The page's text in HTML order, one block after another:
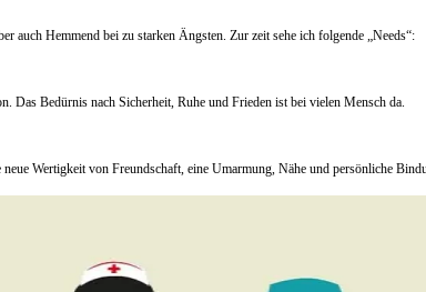
auch Hemmend bei zu starken Ängsten. Zur zeit sehe ich folgende „Needs“:
Das Bedürnis nach Sicherheit, Ruhe und Frieden ist bei vielen Mensch da.
Wertigkeit von Freundschaft, eine Umarmung, Nähe und persönliche